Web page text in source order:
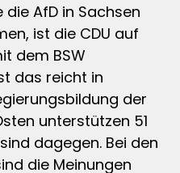
die AfD in Sachsen
ist die CDU auf
dem BSW
das reicht in
der
unterstützen 51
dagegen. Bei den
die Meinungen